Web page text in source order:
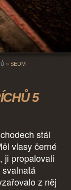
» SEDM
5
stál
vlasy černé
ji propalovali
z něj